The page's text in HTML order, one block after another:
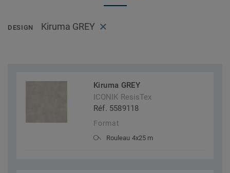
DESIGN Kiruma GREY
Kiruma GREY
ICONIK ResisTex
Réf. 5589118
Format
Rouleau 4x25 m